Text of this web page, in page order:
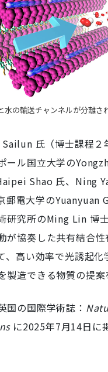
水の輸送チャンネルが分離さ
氏（博士課程２
ール国立大学の
Shao 氏、Ning
郵電大学のYuanyuan
研究所のMing Lin 博
が協奏した共有結合
、高い効率で光誘起
製造できる物質の提案
国の国際学術誌：
に2025年7月14日に